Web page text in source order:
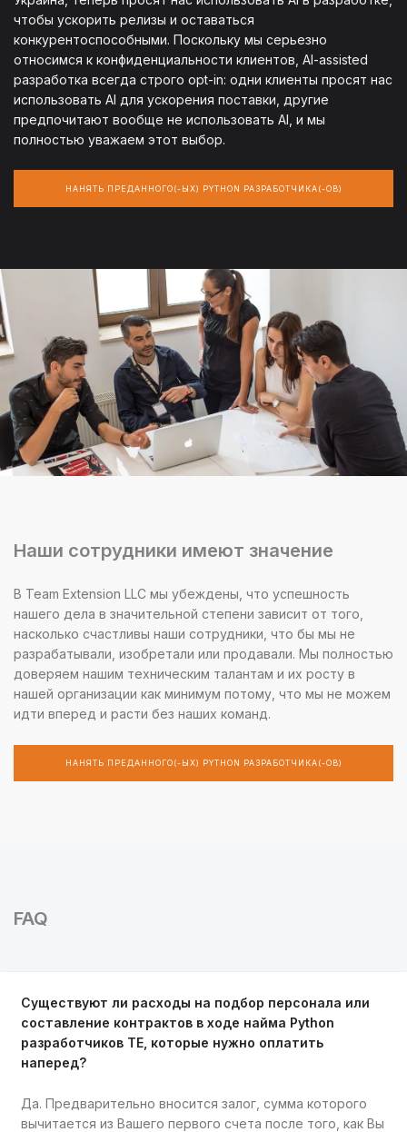
чтобы ускорить релизы и оставаться
конкурентоспособными. Поскольку мы серьезно
относимся к конфиденциальности клиентов, AI-assisted
разработка всегда строго opt-in: одни клиенты просят нас
использовать AI для ускорения поставки, другие
предпочитают вообще не использовать AI, и мы
полностью уважаем этот выбор.
НАНЯТЬ ПРЕДАННОГО(-ЫХ) PYTHON РАЗРАБОТЧИКА(-ОВ)
Наши сотрудники имеют значение
В Team Extension LLC мы убеждены, что успешность
нашего дела в значительной степени зависит от того,
насколько счастливы наши сотрудники, что бы мы не
разрабатывали, изобретали или продавали. Мы полностью
доверяем нашим техническим талантам и их росту в
нашей организации как минимум потому, что мы не можем
идти вперед и расти без наших команд.
НАНЯТЬ ПРЕДАННОГО(-ЫХ) PYTHON РАЗРАБОТЧИКА(-ОВ)
FAQ
Существуют ли расходы на подбор персонала или
составление контрактов в ходе найма Python
разработчиков TE, которые нужно оплатить
наперед?
Да. Предварительно вносится залог, сумма которого
вычитается из Вашего первого счета после того, как Вы